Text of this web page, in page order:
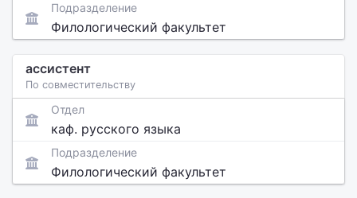
Подразделение
Филологический факультет
ассистент
По совместительству
Отдел
каф. русского языка
Подразделение
Филологический факультет